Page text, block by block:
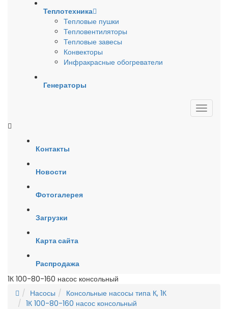
Теплотехника
Тепловые пушки
Тепловентиляторы
Тепловые завесы
Конвекторы
Инфракрасные обогреватели
Генераторы
Контакты
Новости
Фотогалерея
Загрузки
Карта сайта
Распродажа
1К 100-80-160 насос консольный
Насосы
Консольные насосы типа К, 1К
1К 100-80-160 насос консольный